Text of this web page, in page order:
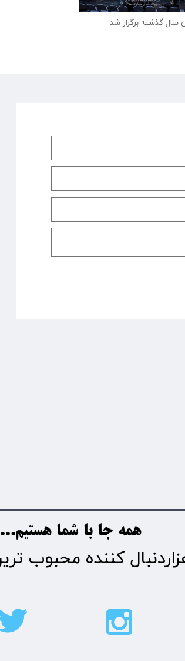
سال گذشته برگزار شد
​​​همه جا با شما هستیم...​​​​​​​​​​​​​​